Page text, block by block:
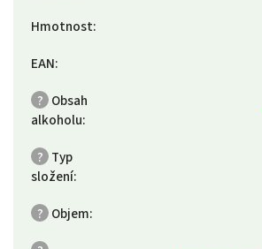
Hmotnost:
EAN:
? Obsah
alkoholu:
? Typ
složení:
? Objem: